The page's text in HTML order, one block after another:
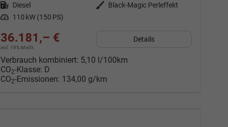
Kraftstoff Diesel Außenfarbe
Black-Magic Perleffekt
Leistung 110 kW (150 PS)
36.181,– €
incl. 19% MwSt.
Details
Verbrauch kombiniert: 5,10 l/100km
CO2-Klasse: D
CO2-Emissionen: 134,00 g/km